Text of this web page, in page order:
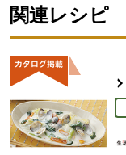
関連レシピ